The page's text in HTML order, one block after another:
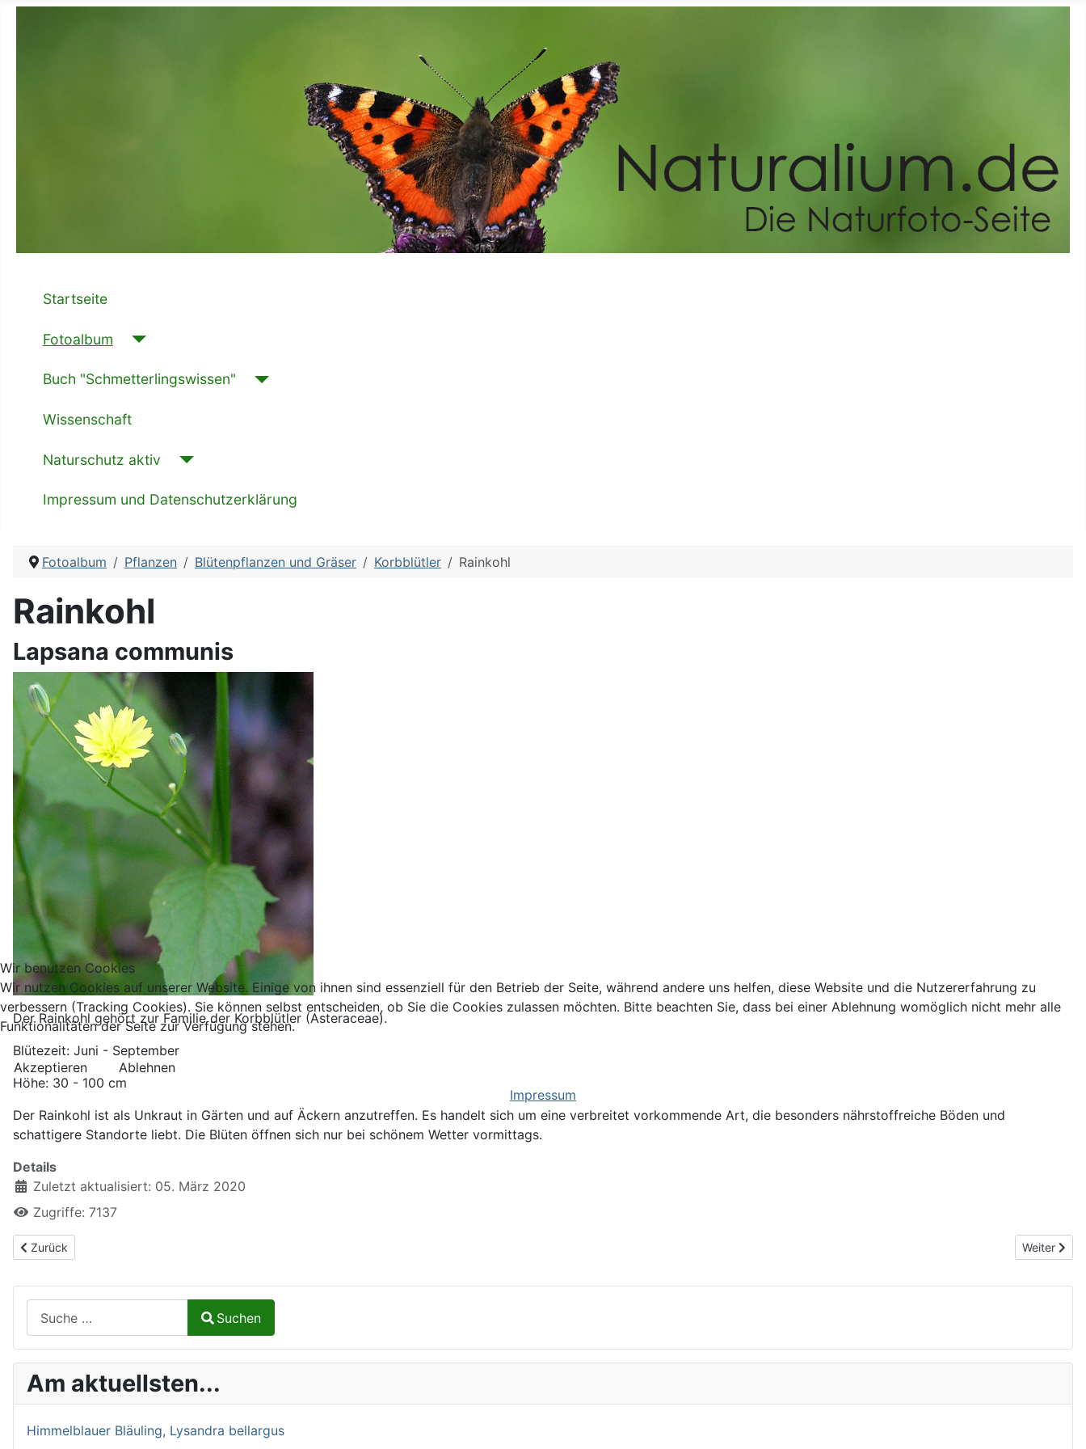
Startseite
Fotoalbum
Buch "Schmetterlingswissen"
Wissenschaft
Naturschutz aktiv
Impressum und Datenschutzerklärung
Fotoalbum Pflanzen Blütenpflanzen und Gräser Korbblütler Rainkohl
Rainkohl
Lapsana communis
Der Rainkohl gehört zur Familie der Korbblütler (Asteraceae).
Blütezeit: Juni - September
Höhe: 30 - 100 cm
Der Rainkohl ist als Unkraut in Gärten und auf Äckern anzutreffen. Es handelt sich um eine verbreitet vorkommende Art, die besonders nährstoffreiche Böden und
schattigere Standorte liebt. Die Blüten öffnen sich nur bei schönem Wetter vormittags.
Details
Zuletzt aktualisiert: 05. März 2020
Zugriffe: 7137
Vorheriger Beitrag: Orangerotes Habichtskraut, Hieracium aurantiacum
Zurück Nächster
Weiter
Type 2 or more characters for results.
Suchen
Am aktuellsten...
Himmelblauer Bläuling, Lysandra bellargus
Wir benutzen Cookies
Wir nutzen Cookies auf unserer Website. Einige von ihnen sind essenziell für den Betrieb der Seite, während andere uns helfen, diese Website und die Nutzererfahrung zu
verbessern (Tracking Cookies). Sie können selbst entscheiden, ob Sie die Cookies zulassen möchten. Bitte beachten Sie, dass bei einer Ablehnung womöglich nicht mehr alle
Funktionalitäten der Seite zur Verfügung stehen.
Akzeptieren
Ablehnen
Impressum